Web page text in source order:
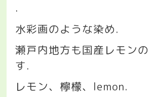
.
水彩画のような染め.
瀬戸内地方も国産レモン
す.
レモン、檸檬、 lemon.